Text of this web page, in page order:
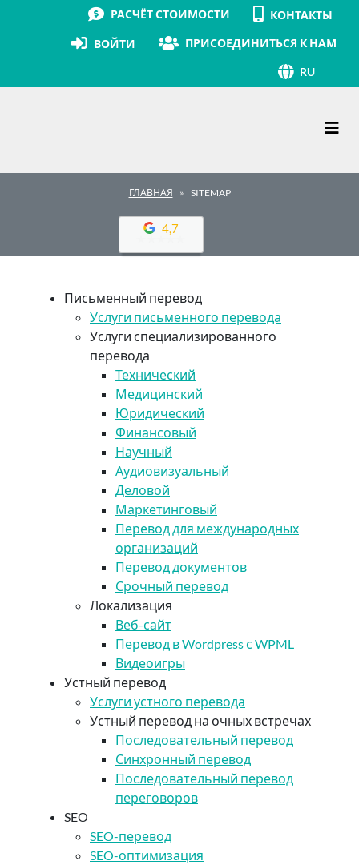
РАСЧЁТ СТОИМОСТИ КОНТАКТЫ
ВОЙТИ ПРИСОЕДИНИТЬСЯ К НАМ
RU
ГЛАВНАЯ SITEMAP
4,7
Письменный перевод
Услуги письменного перевода
Услуги специализированного
перевода
Технический
Медицинский
Юридический
Финансовый
Научный
Аудиовизуальный
Деловой
Маркетинговый
Перевод для международных
организаций
Перевод документов
Срочный перевод
Локализация
Веб-сайт
Перевод в Wordpress с WPML
Видеоигры
Устный перевод
Услуги устного перевода
Устный перевод на очных встречах
Последовательный перевод
Синхронный перевод
Последовательный перевод
переговоров
SEO
SEO-перевод
SEO-оптимизация